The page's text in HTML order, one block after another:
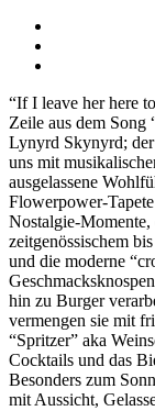
“If I leave her here
Zeile aus dem Song
Lynyrd Skynyrd;
uns mit
ausgelassene
Flowerpower-
Nostalgie-
zeitgenössischem
und die moderne
hin zu Burger
vermengen sie mit
“Spritzer” aka
Cocktails und das
Besonders zum
mit Aussicht,